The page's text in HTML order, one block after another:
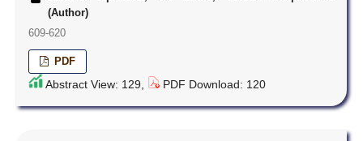
(Author)
609-620
PDF
Abstract View: 129, PDF Download: 120